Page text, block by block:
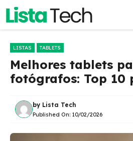
Pular
o
LISTAS TABLETS
Melhores tablets
fotógrafos: Top 10
by Lista Tech
Published On: 10/02/2026